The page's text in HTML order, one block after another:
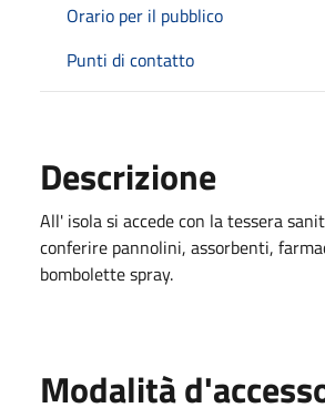
Orario per il pubblico
Punti di contatto
Descrizione
All' isola si accede con la tessera
conferire pannolini, assorbenti,
bombolette spray.
Modalità